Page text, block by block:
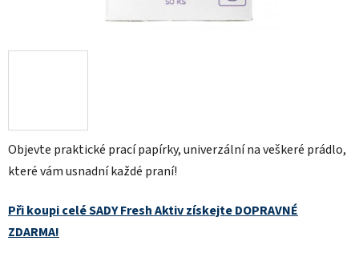
Objevte praktické prací papírky, univerzální na veškeré prádlo,
které vám usnadní každé praní!
Při koupi celé SADY Fresh Aktiv získejte DOPRAVNÉ
ZDARMA!